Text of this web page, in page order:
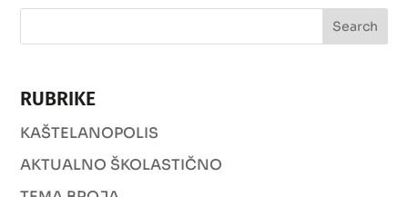
RUBRIKE
KAŠTELANOPOLIS
AKTUALNO ŠKOLASTIČNO